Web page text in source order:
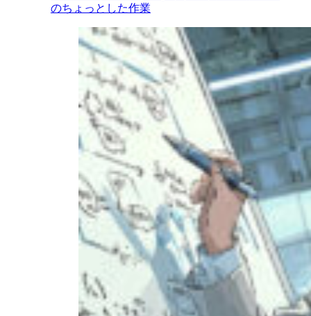
のちょっとした作業